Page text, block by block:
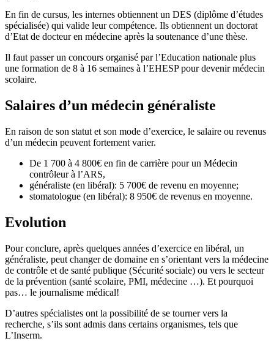
En fin de cursus, les internes obtiennent un DES (diplôme d’études
spécialisée) qui valide leur compétence. Ils obtiennent un doctorat
d’Etat de docteur en médecine après la soutenance d’une thèse.
Il faut passer un concours organisé par l’Education nationale plus
une formation de 8 à 16 semaines à l’EHESP pour devenir médecin
scolaire.
Salaires d’un médecin généraliste
En raison de son statut et son mode d’exercice, le salaire ou revenus
d’un médecin peuvent fortement varier.
De 1 700 à 4 800€ en fin de carrière pour un Médecin
contrôleur à l’ARS,
généraliste (en libéral): 5 700€ de revenu en moyenne;
stomatologue (en libéral): 8 950€ de revenus en moyenne.
Evolution
Pour conclure, après quelques années d’exercice en libéral, un
généraliste, peut changer de domaine en s’orientant vers la médecine
de contrôle et de santé publique (Sécurité sociale) ou vers le secteur
de la prévention (santé scolaire, PMI, médecine …). Et pourquoi
pas… le journalisme médical!
D’autres spécialistes ont la possibilité de se tourner vers la
recherche, s’ils sont admis dans certains organismes, tels que
L’Inserm.